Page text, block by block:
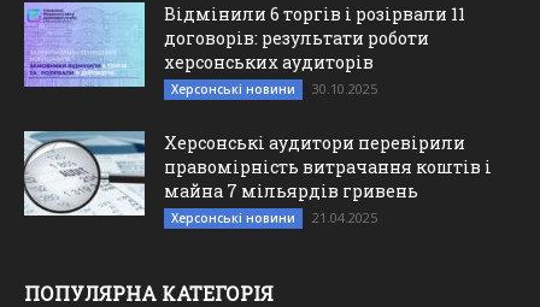
Відмінили 6 торгів і розірвали 11
договорів: результати роботи
херсонських аудиторів
Херсонські новини 30.10.2025
Херсонські аудитори перевірили
правомірність витрачання коштів і
майна 7 мільярдів гривень
Херсонські новини 21.04.2025
ПОПУЛЯРНА КАТЕГОРІЯ